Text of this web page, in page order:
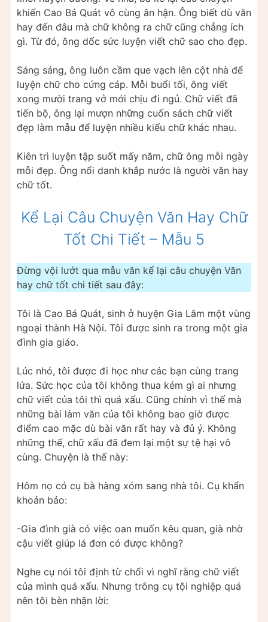
khiến Cao Bá Quát vô cùng ân hận. Ông biết dù văn
hay đến đâu mà chữ không ra chữ cũng chẳng ích
gì. Từ đó, ông dốc sức luyện viết chữ sao cho đẹp.
Sáng sáng, ông luôn cầm que vạch lên cột nhà để
luyện chữ cho cứng cáp. Mỗi buổi tối, ông viết
xong mười trang vở mới chịu đi ngủ. Chữ viết đã
tiến bộ, ông lại mượn những cuốn sách chữ viết
đẹp làm mẫu để luyện nhiều kiểu chữ khác nhau.
Kiên trì luyện tập suốt mấy năm, chữ ông mỗi ngày
mỗi đẹp. Ông nổi danh khắp nước là người văn hay
chữ tốt.
Kể Lại Câu Chuyện Văn Hay Chữ
Tốt Chi Tiết – Mẫu 5
Đừng vội lướt qua mẫu văn kể lại câu chuyện Văn
hay chữ tốt chi tiết sau đây:
Tôi là Cao Bá Quát, sinh ở huyện Gia Lâm một vùng
ngoại thành Hà Nội. Tôi được sinh ra trong một gia
đình gia giáo.
Lúc nhỏ, tôi được đi học như các bạn cùng trang
lứa. Sức học của tôi không thua kém gì ai nhưng
chữ viết của tôi thì quá xấu. Cũng chính vì thế mà
những bài làm văn của tôi không bao giờ được
điểm cao mặc dù bài văn rất hay và đủ ý. Không
những thế, chữ xấu đã đem lại một sự tệ hại vô
cùng. Chuyện là thế này:
Hôm nọ có cụ bà hàng xóm sang nhà tôi. Cụ khẩn
khoản bảo:
-Gia đình già có việc oan muốn kêu quan, già nhờ
cậu viết giúp lá đơn có được không?
Nghe cụ nói tôi định từ chối vì nghĩ rằng chữ viết
của mình quá xấu. Nhưng trông cụ tội nghiệp quá
nên tôi bèn nhận lời: